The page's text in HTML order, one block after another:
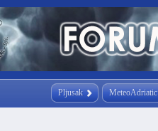
Pljusak MeteoAdriatic